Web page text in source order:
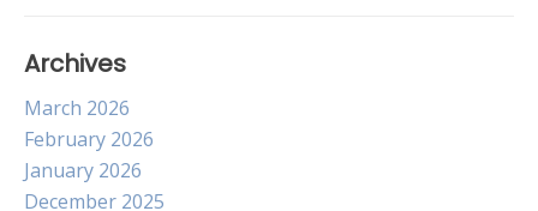
Archives
March 2026
February 2026
January 2026
December 2025